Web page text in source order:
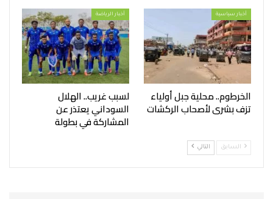
أخبار سياسية
الخرطوم.. محلية جبل أولياء
تزف بشرى لأصحاب الركشات
أخبار الرياضة
لسبب غريب.. الهلال
السوداني يعتذر عن
المشاركة في بطولة
السابق التالي